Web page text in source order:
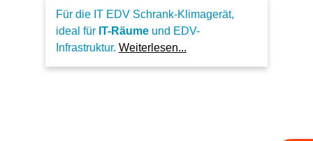
Für die IT EDV Schrank-Klimagerät,
ideal für IT-Räumeund EDV-
Infrastruktur. Weiterlesen...